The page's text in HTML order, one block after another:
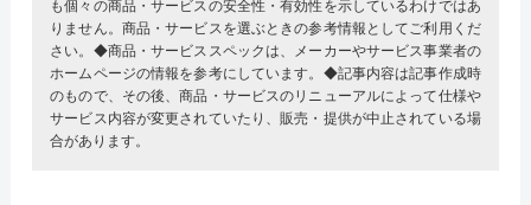
も個々の商品・サービスの安全性・有効性を示しているわけではあ
りません。商品・サービスを選ぶときの参考情報としてご利用くだ
さい。◆商品・サービススペックは、メーカーやサービス事業者の
ホームページの情報を参考にしています。◆記事内容は記事作成時
のもので、その後、商品・サービスのリニューアルによって仕様や
サービス内容が変更されていたり、販売・提供が中止されている場
合があります。